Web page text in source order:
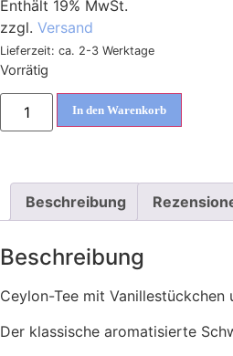
Enthält 19% MwSt.
zzgl. Versand
Lieferzeit: ca. 2-3 Werktage
Vorrätig
In den Warenkorb
Beschreibung
Beschreibung
Ceylon-Tee mit Vanillestückchen
Der klassische aromatisierte